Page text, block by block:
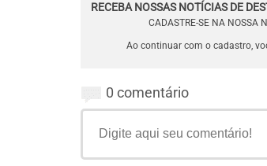
RECEBA NOSSAS NOTÍCIAS DE
CADASTRE-SE NA NOSSA
Ao continuar com o cadastro,
0 comentário